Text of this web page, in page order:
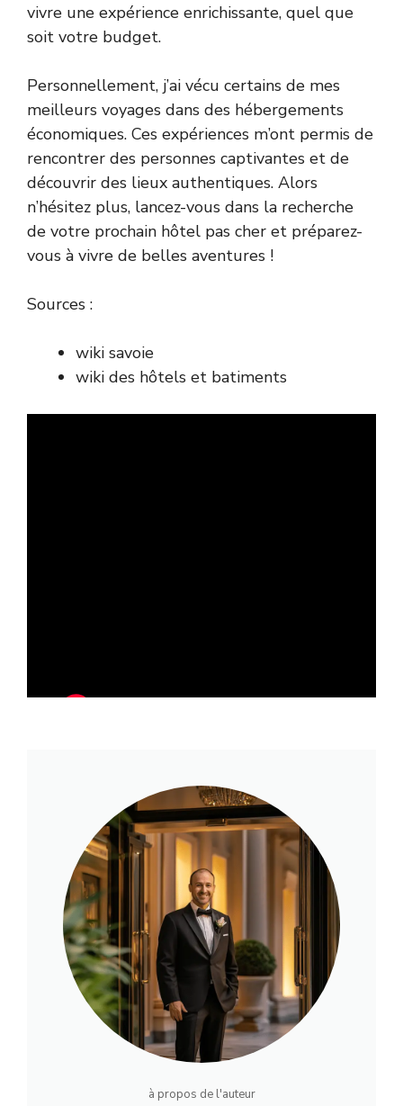
vivre une expérience enrichissante, quel que
soit votre budget.
Personnellement, j’ai vécu certains de mes
meilleurs voyages dans des hébergements
économiques. Ces expériences m’ont permis de
rencontrer des personnes captivantes et de
découvrir des lieux authentiques. Alors
n’hésitez plus, lancez-vous dans la recherche
de votre prochain hôtel pas cher et préparez-
vous à vivre de belles aventures !
Sources :
wiki savoie
wiki des hôtels et batiments
à propos de l'auteur